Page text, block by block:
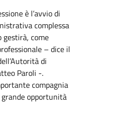
è l’avvio di
complessa
come
– dice il
di
Paroli -.
compagnia
opportunità